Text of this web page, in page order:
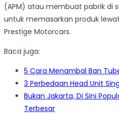
(APM) atau membuat pabrik di
untuk memasarkan produk
Prestige Motorcars.
Baca juga:
5 Cara Menambal Ban
3 Perbedaan Head Unit
Bukan Jakarta, Di Sini
Terbesar